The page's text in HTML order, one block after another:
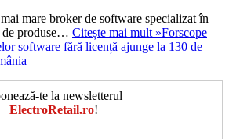
mare broker de software specializat în
de produse… Citește mai mult »Forscope
software fără licență ajunge la 130 de
te la newsletterul
ElectroRetail.ro!